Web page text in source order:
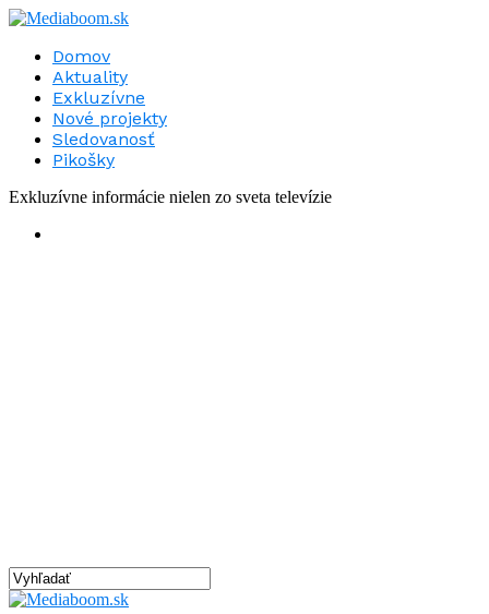
Domov
Aktuality
Exkluzívne
Nové projekty
Sledovanosť
Pikošky
Exkluzívne informácie nielen zo sveta televízie